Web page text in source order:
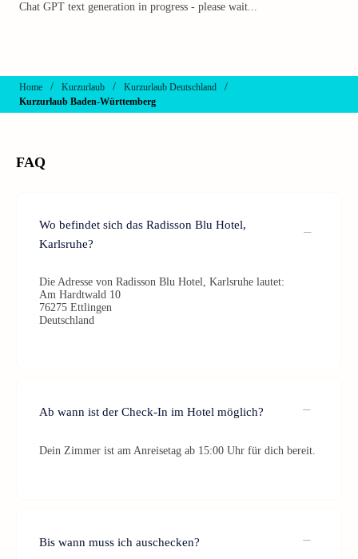
Chat GPT text generation in progress - please wait...
Home / Kurzurlaub / Kurzurlaub Deutschland /
Kurzurlaub Baden-Württemberg
FAQ
Wo befindet sich das Radisson Blu Hotel,
Karlsruhe?
Die Adresse von Radisson Blu Hotel, Karlsruhe lautet:
Am Hardtwald 10
76275 Ettlingen
Deutschland
Ab wann ist der Check-In im Hotel möglich?
Dein Zimmer ist am Anreisetag ab 15:00 Uhr für dich bereit.
Bis wann muss ich auschecken?